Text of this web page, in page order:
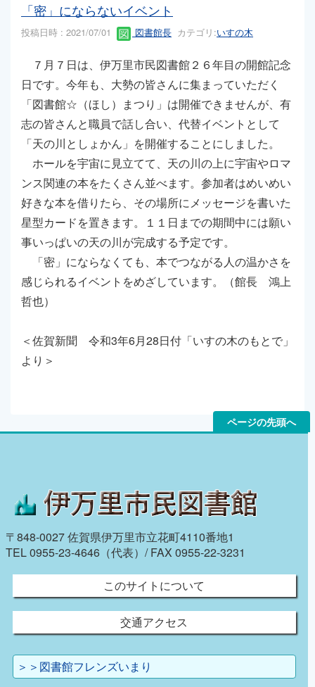
「密」にならないイベント
投稿日時 : 2021/07/01 図書館長 カテゴリ:いすの木
７月７日は、伊万里市民図書館２６年目の開館記念
日です。今年も、大勢の皆さんに集まっていただく
「図書館☆（ほし）まつり」は開催できませんが、有
志の皆さんと職員で話し合い、代替イベントとして
「天の川としょかん」を開催することにしました。
ホールを宇宙に見立てて、天の川の上に宇宙やロマ
ンス関連の本をたくさん並べます。参加者はめいめい
好きな本を借りたら、その場所にメッセージを書いた
星型カードを置きます。１１日までの期間中には願い
事いっぱいの天の川が完成する予定です。
「密」にならなくても、本でつながる人の温かさを
感じられるイベントをめざしています。（館長 鴻上
哲也）
＜佐賀新聞 令和3年6月28日付「いすの木のもとで」
より＞
ページの先頭へ
〒848-0027 佐賀県伊万里市立花町4110番地1
TEL 0955-23-4646（代表）/ FAX 0955-22-3231
このサイトについて
交通アクセス
＞＞図書館フレンズいまり